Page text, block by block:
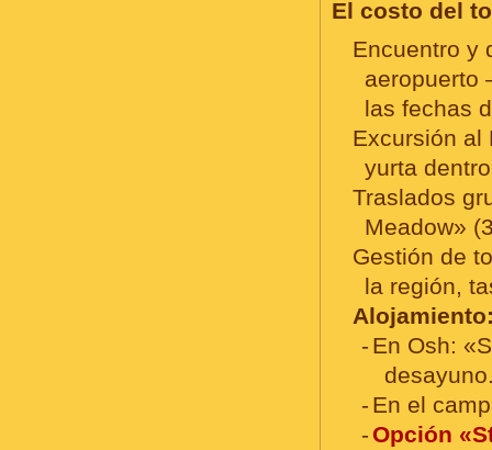
El costo del
Encuentro y
aeropuerto
las fechas
Excursión al
yurta
Traslados
Meadow»
Gestión de
la región,
En Osh:
En el
Opción